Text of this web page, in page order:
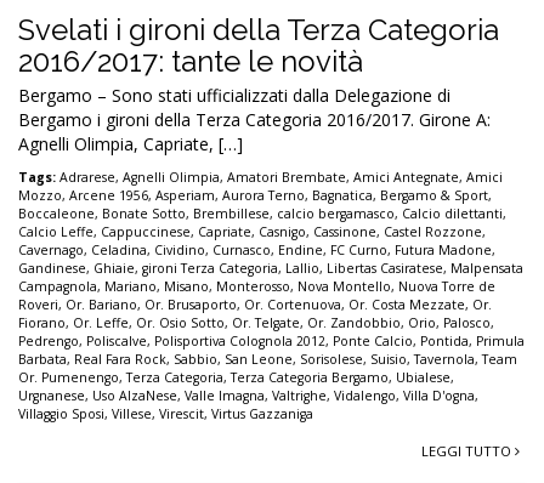
Svelati i gironi della Terza Categoria
2016/2017: tante le novità
Bergamo – Sono stati ufficializzati dalla Delegazione di
Bergamo i gironi della Terza Categoria 2016/2017. Girone A:
Agnelli Olimpia, Capriate, […]
Tags: Adrarese, Agnelli Olimpia, Amatori Brembate, Amici Antegnate, Amici
Mozzo, Arcene 1956, Asperiam, Aurora Terno, Bagnatica, Bergamo & Sport,
Boccaleone, Bonate Sotto, Brembillese, calcio bergamasco, Calcio dilettanti,
Calcio Leffe, Cappuccinese, Capriate, Casnigo, Cassinone, Castel Rozzone,
Cavernago, Celadina, Cividino, Curnasco, Endine, FC Curno, Futura Madone,
Gandinese, Ghiaie, gironi Terza Categoria, Lallio, Libertas Casiratese, Malpensata
Campagnola, Mariano, Misano, Monterosso, Nova Montello, Nuova Torre de
Roveri, Or. Bariano, Or. Brusaporto, Or. Cortenuova, Or. Costa Mezzate, Or.
Fiorano, Or. Leffe, Or. Osio Sotto, Or. Telgate, Or. Zandobbio, Orio, Palosco,
Pedrengo, Poliscalve, Polisportiva Colognola 2012, Ponte Calcio, Pontida, Primula
Barbata, Real Fara Rock, Sabbio, San Leone, Sorisolese, Suisio,Tavernola,Team
Or. Pumenengo,Terza Categoria,Terza Categoria Bergamo, Ubialese,
Urgnanese, Uso AlzaNese, Valle Imagna, Valtrighe, Vidalengo, Villa D'ogna,
Villaggio Sposi, Villese, Virescit, Virtus Gazzaniga
LEGGI TUTTO